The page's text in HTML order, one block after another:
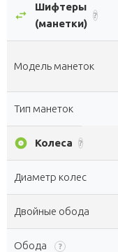
swap_horiz
Шифтеры
(манетки)
?
Модель манеток
Тип манеток
album Колеса ?
Диаметр колес
Двойные обода
Обода ?